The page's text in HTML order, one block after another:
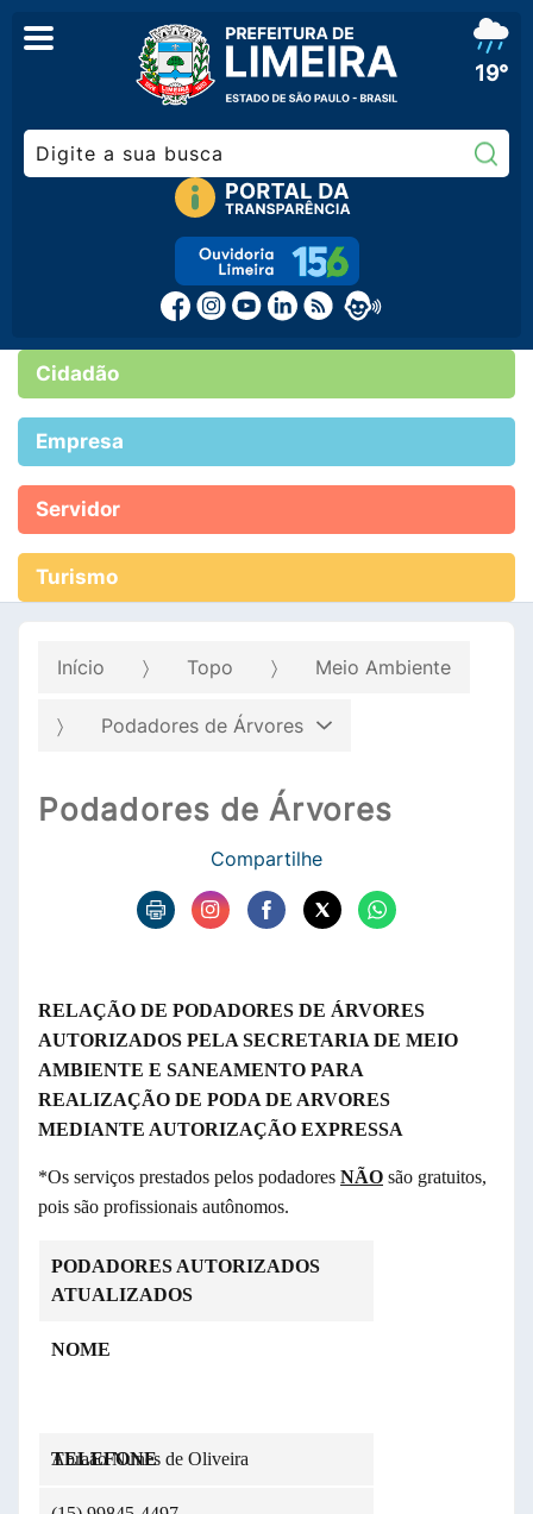
19°
Cidadão
Empresa
Servidor
Turismo
Início Topo Meio Ambiente
Podadores de Árvores
Podadores de Árvores
Compartilhe
RELAÇÃO DE PODADORES DE ÁRVORES
AUTORIZADOS PELA SECRETARIA DE MEIO
AMBIENTE E SANEAMENTO PARA
REALIZAÇÃO DE PODA DE ARVORES
MEDIANTE AUTORIZAÇÃO EXPRESSA
*Os serviços prestados pelos podadores NÃO são gratuitos,
pois são profissionais autônomos.
PODADORES AUTORIZADOS
ATUALIZADOS
NOME
TELEFONE
Abraão Nunes de Oliveira